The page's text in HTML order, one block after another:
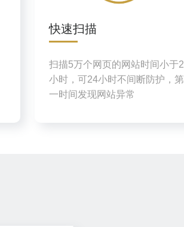
快速扫描
扫描5万个网页的网站时间小于2
小时，可24小时不间断防护，第
一时间发现网站异常